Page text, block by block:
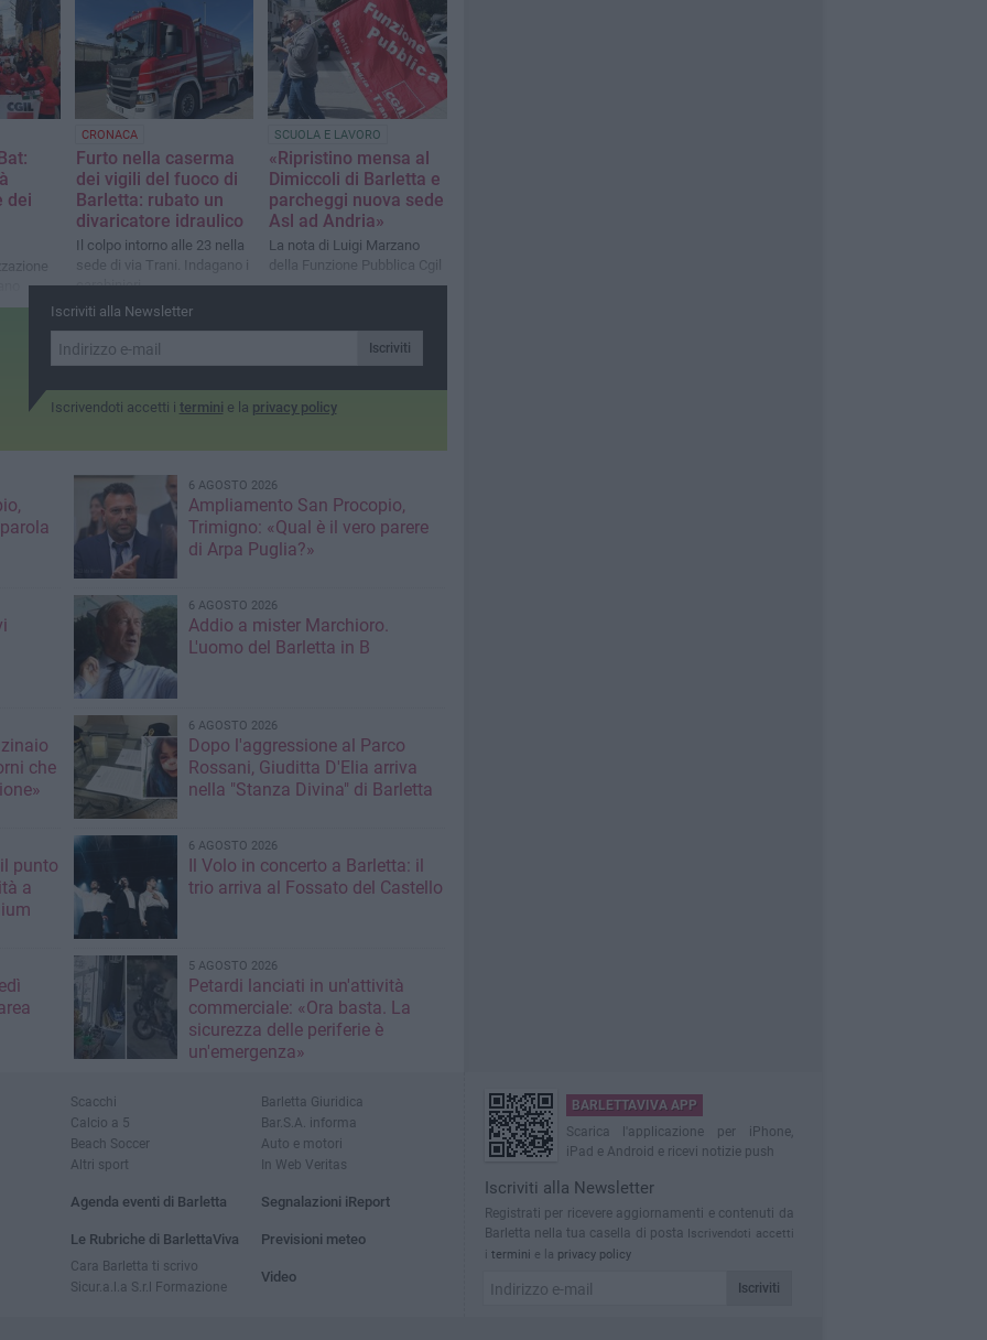
Alessia De Finis la mia
fiducia»
dei
CRONACA
Furto nella caserma
dei vigili del fuoco di
Barletta: rubato un
divaricatore idraulico
Il colpo intorno alle 23 nella
sede di via Trani. Indagano i
carabinieri
SCUOLA E LAVORO
«Ripristino mensa al
Dimiccoli di Barletta e
parcheggi nuova sede
Asl ad Andria»
La nota di Luigi Marzano
della Funzione Pubblica Cgil
Iscriviti alla Newsletter
Iscriviti
Iscrivendoti accetti i termini e la privacy policy
6 AGOSTO 2026
Ampliamento San Procopio,
Trimigno: «Qual è il vero parere
di Arpa Puglia?»
6 AGOSTO 2026
Addio a mister Marchioro.
L'uomo del Barletta in B
che
6 AGOSTO 2026
Dopo l'aggressione al Parco
Rossani, Giuditta D'Elia arriva
nella "Stanza Divina" di Barletta
punto
a
6 AGOSTO 2026
Il Volo in concerto a Barletta: il
trio arriva al Fossato del Castello
5 AGOSTO 2026
Petardi lanciati in un'attività
commerciale: «Ora basta. La
sicurezza delle periferie è
un'emergenza»
Scacchi
Calcio a 5
Beach Soccer
Altri sport
Agenda eventi di Barletta
Le Rubriche di BarlettaViva
Cara Barletta ti scrivo
Sicur.a.l.a S.r.l Formazione
Barletta Giuridica
Bar.S.A. informa
Auto e motori
In Web Veritas
Segnalazioni iReport
Previsioni meteo
Video
BARLETTAVIVA APP
Scarica l'applicazione per iPhone,
iPad e Android e ricevi notizie push
Iscriviti alla Newsletter
Registrati per ricevere aggiornamenti e contenuti da
Barletta nella tua casella di posta
Iscrivendoti accetti
i termini e la privacy policy
Iscriviti